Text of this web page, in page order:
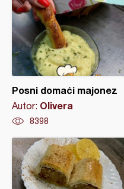
Posni domaći majonez
Autor: Olivera
8398